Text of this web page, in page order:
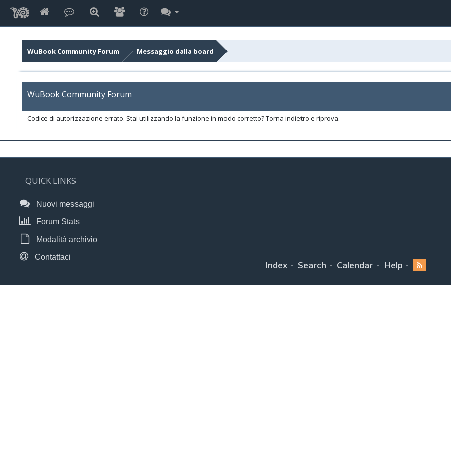
WuBook Community Forum Messaggio dalla board
WuBook Community Forum
Codice di autorizzazione errato. Stai utilizzando la funzione in modo corretto? Torna indietro e riprova.
QUICK LINKS
Nuovi messaggi
Forum Stats
Modalità archivio
Contattaci
Index Search Calendar Help